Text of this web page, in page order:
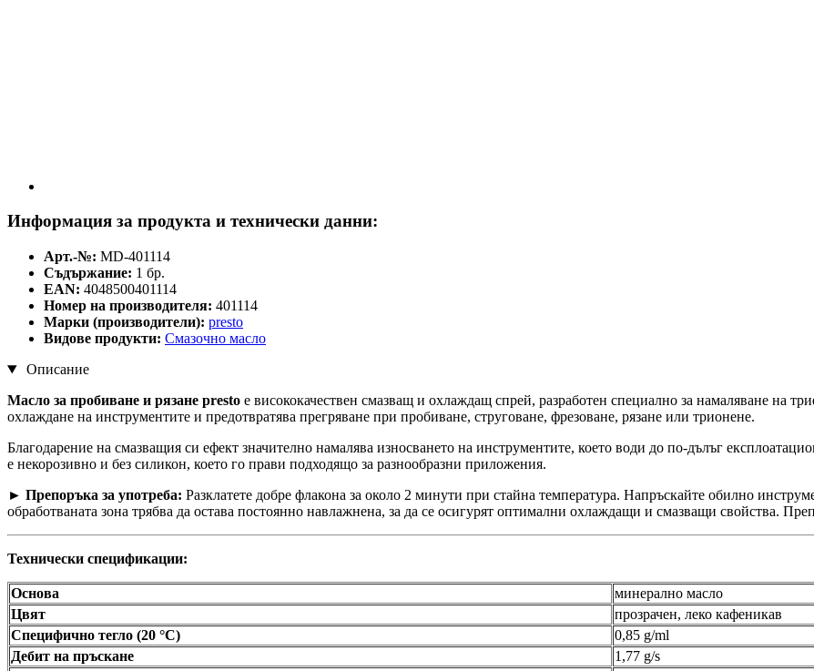
Информация за продукта и технически данни:
Арт.-№: MD-401114
Съдържание: 1 бр.
EAN: 4048500401114
Номер на производителя: 401114
Марки (производители): presto
Видове продукти: Смазочно масло
Описание
Масло за пробиване и рязане presto е висококачествен смазващ и охлаждащ спрей, разработен специално за намаляване на
охлаждане на инструментите и предотвратява прегряване при пробиване, струговане, фрезоване, рязане или трионене.
Благодарение на смазващия си ефект значително намалява износването на инструментите, което води до по-дълъг
е некорозивно и без силикон, което го прави подходящо за разнообразни приложения.
► Препоръка за употреба: Разклатете добре флакона за около 2 минути при стайна температура. Напръскайте обилно
обработваната зона трябва да остава постоянно навлажнена, за да се осигурят оптимални охлаждащи и смазващи свойства.
Технически спецификации:
Основа
минерално масло
Цвят
прозрачен, леко кафеникав
Специфично тегло (20 °C)
0,85 g/ml
Дебит на пръскане
1,77 g/s